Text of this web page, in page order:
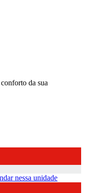
da sua
nessa unidade